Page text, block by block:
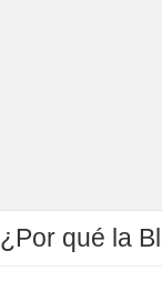
¿Por qué la